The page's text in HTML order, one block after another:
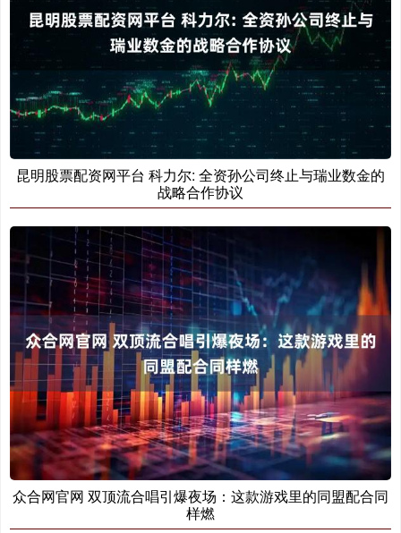
昆明股票配资网平台 科力尔: 全资孙公司终止与瑞业数金的
战略合作协议
众合网官网 双顶流合唱引爆夜场：这款游戏里的同盟配合同
样燃